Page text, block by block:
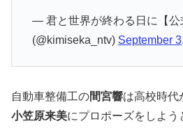
— 君と世界が終わる日に【公
(@kimiseka_ntv) September
自動車整備工の間宮響は高校時代
小笠原来美にプロポーズをしよう